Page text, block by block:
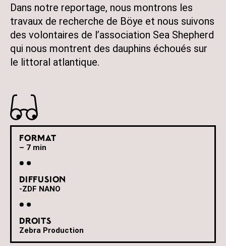
Dans notre reportage, nous montrons les
travaux de recherche de Böye et nous suivons
des volontaires de l’association Sea Shepherd
qui nous montrent des dauphins échoués sur
le littoral atlantique.
Format
– 7 min
Diffusion
-ZDF NANO
Droits
Zebra Production